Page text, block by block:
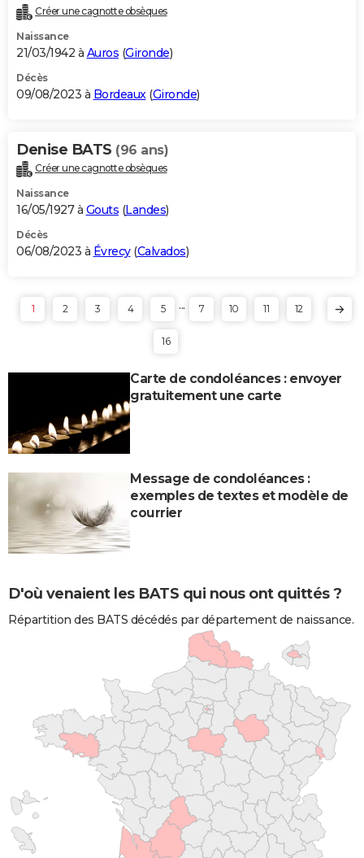
Créer une cagnotte obsèques
Naissance
21/03/1942 à Auros (Gironde)
Décès
09/08/2023 à Bordeaux(Gironde)
Denise BATS (96 ans)
Créer une cagnotte obsèques
Naissance
16/05/1927 à Gouts (Landes)
Décès
06/08/2023 à Évrecy(Calvados)
1 2 3 4 5 ... 7 10 11 12
16
Carte de condoléances : envoyer
gratuitement une carte
Message de condoléances :
exemples de textes et modèle de
courrier
D'où venaient les BATS qui nous ont quittés ?
Répartition des BATS décédés par département de naissance.